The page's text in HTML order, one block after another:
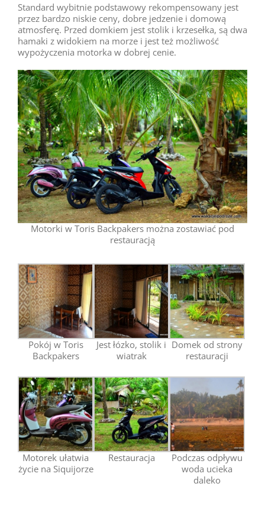
Standard wybitnie podstawowy rekompensowany jest
przez bardzo niskie ceny, dobre jedzenie i domową
atmosferę. Przed domkiem jest stolik i krzesełka, są dwa
hamaki z widokiem na morze i jest też możliwość
wypożyczenia motorka w dobrej cenie.
Motorki w Toris Backpakers można zostawiać pod
restauracją
Pokój w Toris
Backpakers
Jest łózko, stolik i
wiatrak
Domek od strony
restauracji
Motorek ułatwia
życie na Siquijorze
Restauracja
Podczas odpływu
woda ucieka
daleko